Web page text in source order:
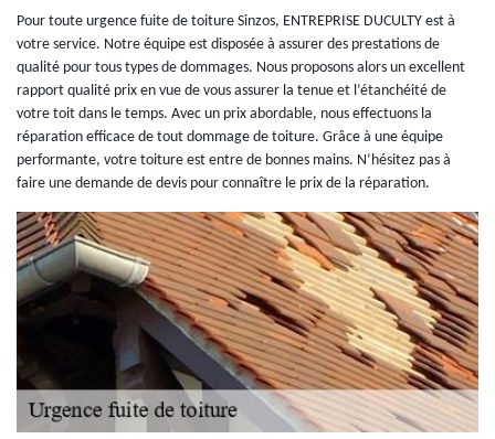
Pour toute urgence fuite de toiture Sinzos, ENTREPRISE DUCULTY est à
votre service. Notre équipe est disposée à assurer des prestations de
qualité pour tous types de dommages. Nous proposons alors un excellent
rapport qualité prix en vue de vous assurer la tenue et l’étanchéité de
votre toit dans le temps. Avec un prix abordable, nous effectuons la
réparation efficace de tout dommage de toiture. Grâce à une équipe
performante, votre toiture est entre de bonnes mains. N’hésitez pas à
faire une demande de devis pour connaître le prix de la réparation.